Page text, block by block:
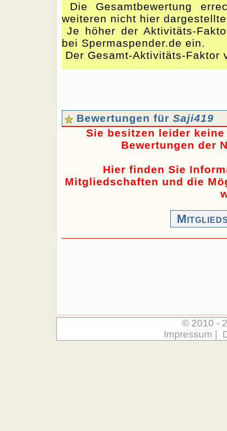
Die Gesamtbewertung
weiteren nicht hier
Je höher der Aktivitäts-
bei Spermaspender.de ein.
Der Gesamt-Aktivitäts-
Bewertungen für Saji419
Sie besitzen leider
Bewertungen der
Hier finden Sie
Mitgliedschaften und die
© 2010 -
Impressum